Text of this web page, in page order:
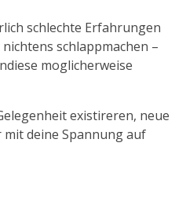
schlechte Erfahrungen
schlappmachen –
moglicherweise
existireren, neue
deine Spannung auf